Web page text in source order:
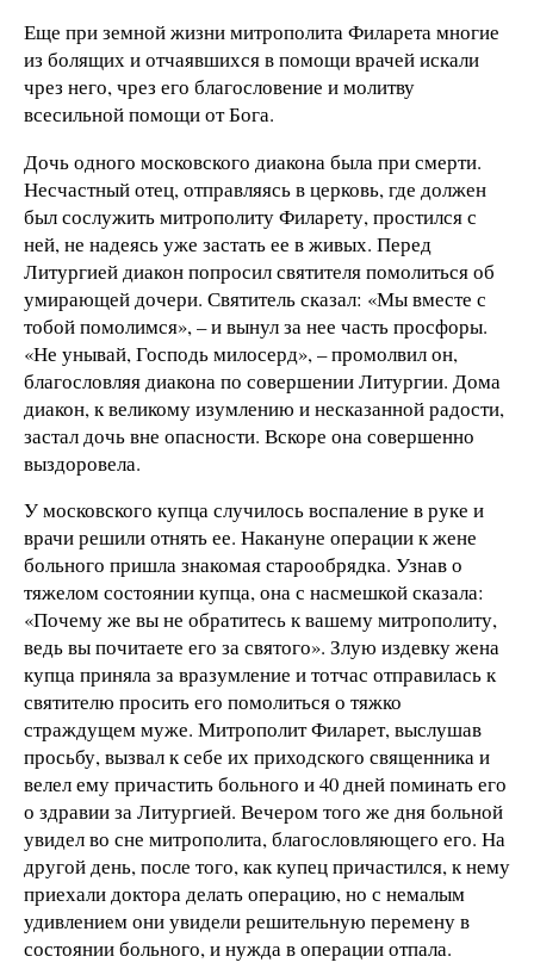
Еще при земной жизни митрополита Филарета многие
из болящих и отчаявшихся в помощи врачей искали
чрез него, чрез его благословение и молитву
всесильной помощи от Бога.
Дочь одного московского диакона была при смерти.
Несчастный отец, отправляясь в церковь, где должен
был сослужить митрополиту Филарету, простился с
ней, не надеясь уже застать ее в живых. Перед
Литургией диакон попросил святителя помолиться об
умирающей дочери. Святитель сказал: «Мы вместе с
тобой помолимся», – и вынул за нее часть просфоры.
«Не унывай, Господь милосерд», – промолвил он,
благословляя диакона по совершении Литургии. Дома
диакон, к великому изумлению и несказанной радости,
застал дочь вне опасности. Вскоре она совершенно
выздоровела.
У московского купца случилось воспаление в руке и
врачи решили отнять ее. Накануне операции к жене
больного пришла знакомая старообрядка. Узнав о
тяжелом состоянии купца, она с насмешкой сказала:
«Почему же вы не обратитесь к вашему митрополиту,
ведь вы почитаете его за святого». Злую издевку жена
купца приняла за вразумление и тотчас отправилась к
святителю просить его помолиться о тяжко
страждущем муже. Митрополит Филарет, выслушав
просьбу, вызвал к себе их приходского священника и
велел ему причастить больного и 40 дней поминать его
о здравии за Литургией. Вечером того же дня больной
увидел во сне митрополита, благословляющего его. На
другой день, после того, как купец причастился, к нему
приехали доктора делать операцию, но с немалым
удивлением они увидели решительную перемену в
состоянии больного, и нужда в операции отпала.